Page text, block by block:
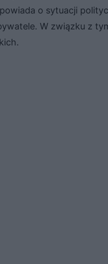
o sytuacji
W związku z